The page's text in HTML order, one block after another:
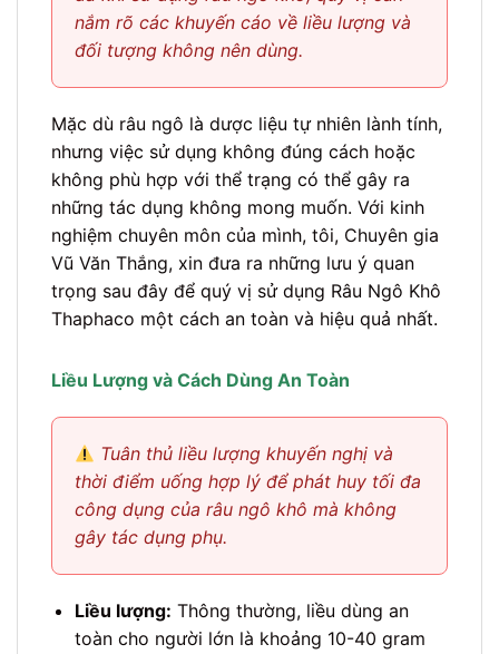
nắm rõ các khuyến cáo về liều lượng và
đối tượng không nên dùng.
Mặc dù râu ngô là dược liệu tự nhiên lành tính,
nhưng việc sử dụng không đúng cách hoặc
không phù hợp với thể trạng có thể gây ra
những tác dụng không mong muốn. Với kinh
nghiệm chuyên môn của mình, tôi, Chuyên gia
Vũ Văn Thắng, xin đưa ra những lưu ý quan
trọng sau đây để quý vị sử dụng Râu Ngô Khô
Thaphaco một cách an toàn và hiệu quả nhất.
Liều Lượng và Cách Dùng An Toàn
Tuân thủ liều lượng khuyến nghị và
thời điểm uống hợp lý để phát huy tối đa
công dụng của râu ngô khô mà không
gây tác dụng phụ.
Liều lượng: Thông thường, liều dùng an
toàn cho người lớn là khoảng 10-40 gram